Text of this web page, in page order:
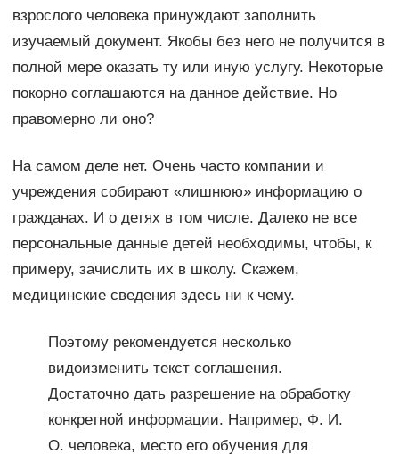
взрослого человека принуждают заполнить
изучаемый документ. Якобы без него не получится в
полной мере оказать ту или иную услугу. Некоторые
покорно соглашаются на данное действие. Но
правомерно ли оно?
На самом деле нет. Очень часто компании и
учреждения собирают «лишнюю» информацию о
гражданах. И о детях в том числе. Далеко не все
персональные данные детей необходимы, чтобы, к
примеру, зачислить их в школу. Скажем,
медицинские сведения здесь ни к чему.
Поэтому рекомендуется несколько
видоизменить текст соглашения.
Достаточно дать разрешение на обработку
конкретной информации. Например, Ф. И.
О. человека, место его обучения для